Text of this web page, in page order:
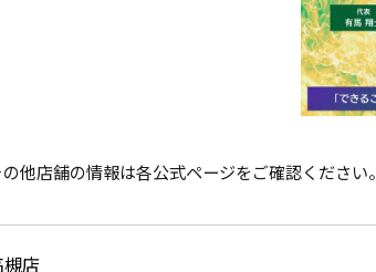
他店舗の情報は各公式ページをご確認ください。
槻店